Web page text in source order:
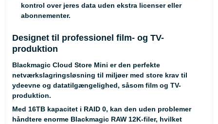
kontrol over jeres data uden ekstra licenser eller
abonnementer.
Designet til professionel film- og TV-
produktion
Blackmagic Cloud Store Mini er den perfekte
netværkslagringsløsning til miljøer med store krav til
ydeevne og datatilgængelighed, såsom film og TV-
produktion.
Med 16TB kapacitet i RAID 0, kan den uden problemer
håndtere enorme Blackmagic RAW 12K-filer, hvilket